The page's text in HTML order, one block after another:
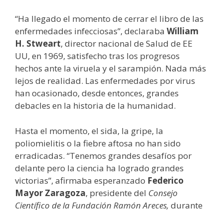
“Ha llegado el momento de cerrar el libro de las
enfermedades infecciosas”, declaraba William
H. Stweart, director nacional de Salud de EE
UU, en 1969, satisfecho tras los progresos
hechos ante la viruela y el sarampión. Nada más
lejos de realidad. Las enfermedades por virus
han ocasionado, desde entonces, grandes
debacles en la historia de la humanidad.
Hasta el momento, el sida, la gripe, la
poliomielitis o la fiebre aftosa no han sido
erradicadas. “Tenemos grandes desafíos por
delante pero la ciencia ha logrado grandes
victorias”, afirmaba esperanzado Federico
Mayor Zaragoza, presidente del Consejo
Científico de la Fundación Ramón Areces, durante